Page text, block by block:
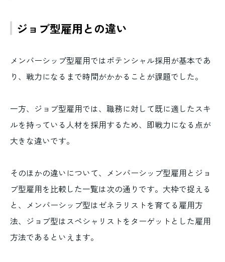
ジョブ型雇用との違い
メンバーシップ型雇用ではポテンシャル採用が基本であ
り、戦力になるまで時間がかかることが課題でした。
一方、ジョブ型雇用では、職務に対して既に適したスキ
ルを持っている人材を採用するため、即戦力になる点が
大きな違いです。
そのほかの違いについて、メンバーシップ型雇用とジョ
ブ型雇用を比較した一覧は次の通りです。大枠で捉える
と、メンバーシップ型はゼネラリストを育てる雇用方
法、ジョブ型はスペシャリストをターゲットとした雇用
方法であるといえます。